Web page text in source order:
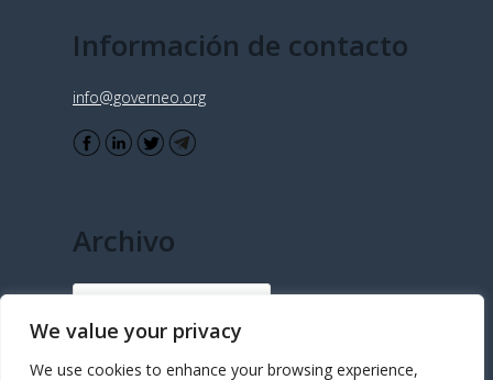
We value your privacy
We use cookies to enhance your browsing experience,
Información de contacto
info@governeo.org
Archivo
Archivo